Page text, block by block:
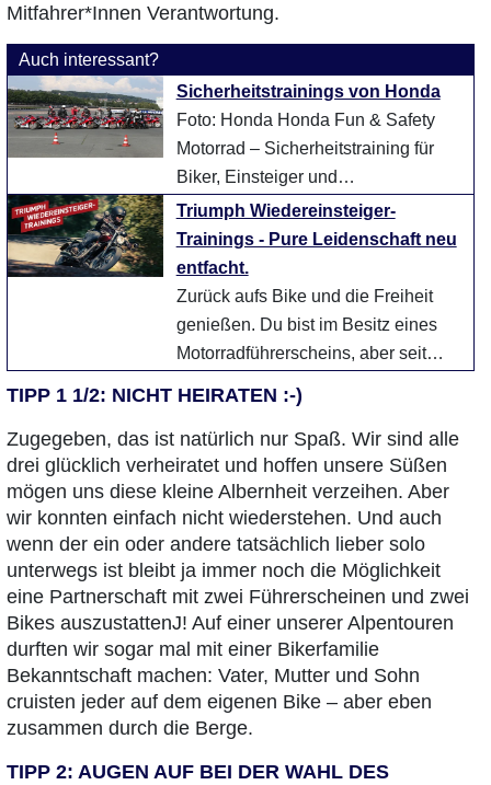
Mitfahrer*Innen Verantwortung.
Auch interessant?
Sicherheitstrainings von Honda
Foto: Honda Honda Fun & Safety
Motorrad – Sicherheitstraining für
Biker, Einsteiger und
WiedereinsteigerAuch wer die
Grundsätze des Motorradfahre ...
weiter
Triumph Wiedereinsteiger-
Trainings - Pure Leidenschaft neu
entfacht.
Zurück aufs Bike und die Freiheit
genießen. Du bist im Besitz eines
Motorradführerscheins, aber seit
Dann wird es ...
TIPP 1 1/2: NICHT HEIRATEN :-)
Zugegeben, das ist natürlich nur Spaß. Wir sind alle
drei glücklich verheiratet und hoffen unsere Süßen
mögen uns diese kleine Albernheit verzeihen. Aber
wir konnten einfach nicht wiederstehen. Und auch
wenn der ein oder andere tatsächlich lieber solo
unterwegs ist bleibt ja immer noch die Möglichkeit
eine Partnerschaft mit zwei Führerscheinen und zwei
Bikes auszustattenJ! Auf einer unserer Alpentouren
durften wir sogar mal mit einer Bikerfamilie
Bekanntschaft machen: Vater, Mutter und Sohn
cruisten jeder auf dem eigenen Bike – aber eben
zusammen durch die Berge.
TIPP 2: AUGEN AUF BEI DER WAHL DES